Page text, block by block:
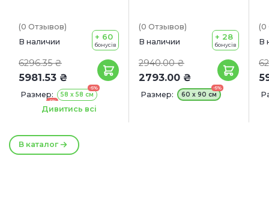
В каталог
(0 Отзывов)
В наличии
6296.35 ₴
5981.53 ₴
+ 60
бонусів
Размер:
-5%
58 х 58 см
-5%
91х91 смДивитись всі
(0 Отзывов)
В наличии
2940.00 ₴
2793.00 ₴
+ 28
бонусів
Размер:
-5%
60 х 90 см
(0
В